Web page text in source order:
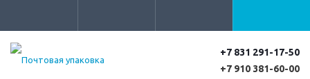
+7 831 291-17-50
+7 910 381-60-00